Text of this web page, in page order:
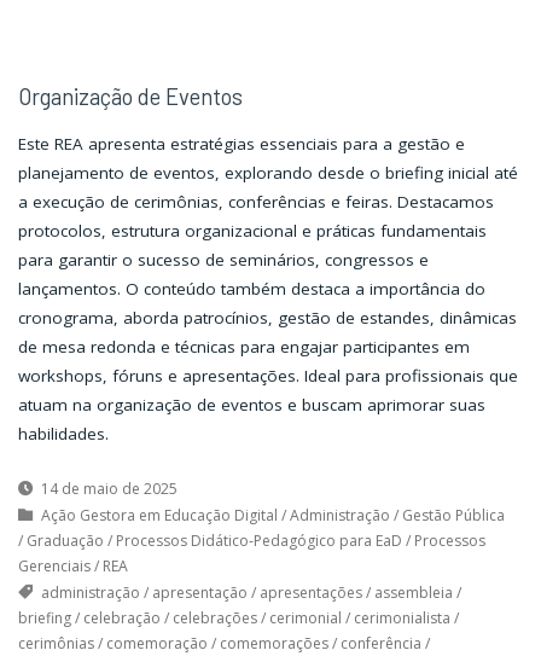
Organização de Eventos
Este REA apresenta estratégias essenciais para a gestão e
planejamento de eventos, explorando desde o briefing inicial até
a execução de cerimônias, conferências e feiras. Destacamos
protocolos, estrutura organizacional e práticas fundamentais
para garantir o sucesso de seminários, congressos e
lançamentos. O conteúdo também destaca a importância do
cronograma, aborda patrocínios, gestão de estandes, dinâmicas
de mesa redonda e técnicas para engajar participantes em
workshops, fóruns e apresentações. Ideal para profissionais que
atuam na organização de eventos e buscam aprimorar suas
habilidades.
14 de maio de 2025
Ação Gestora em Educação Digital /Administração / Gestão Pública
/ Graduação / Processos Didático-Pedagógico para EaD / Processos
Gerenciais/ REA
administração / apresentação / apresentações/ assembleia /
briefing/ celebração / celebrações/ cerimonial / cerimonialista /
cerimônias/ comemoração / comemorações/ conferência /